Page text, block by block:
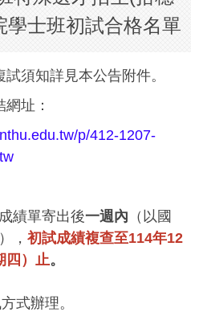
士班初試合格名單
須知詳見本公告附件。
址：
p/412-1207-
績單寄出後一週內 （以國
， 初試成績複查至114年12
四）止。
式辦理。